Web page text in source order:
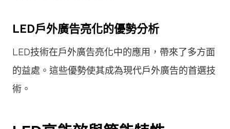
LED戶外廣告亮化的優勢分析
LED技術在戶外廣告亮化中的應用，帶來了多方面
的益處。這些優勢使其成為現代戶外廣告的首選技
術。